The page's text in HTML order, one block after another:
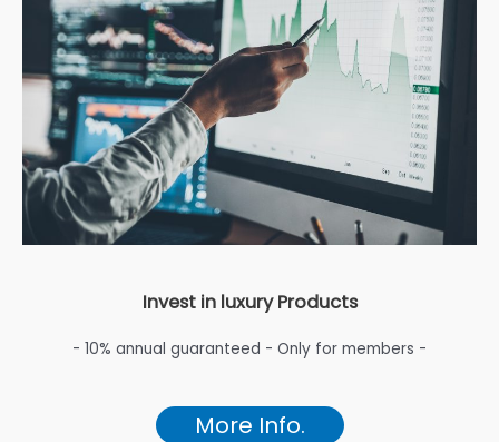
Invest in luxury Products
- 10% annual guaranteed - Only for members -
More Info.